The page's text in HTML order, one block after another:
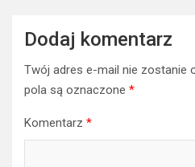
Dodaj komentarz
Twój adres e-mail nie zostanie
pola są oznaczone *
Komentarz *